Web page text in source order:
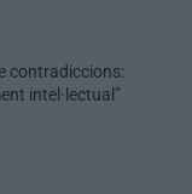
contradiccions:
intel·lectual”